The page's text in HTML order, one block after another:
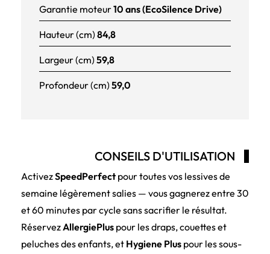
Garantie moteur10 ans (EcoSilence Drive)
Hauteur (cm) 84,8
Largeur (cm) 59,8
Profondeur (cm) 59,0
CONSEILS D'UTILISATION
ActivezSpeedPerfect pour toutes vos lessives de
semaine légèrement salies — vous gagnerez entre 30
et 60 minutes par cycle sans sacrifier le résultat.
RéservezAllergiePlus pour les draps, couettes et
peluches des enfants, et Hygiene Plus pour les sous-